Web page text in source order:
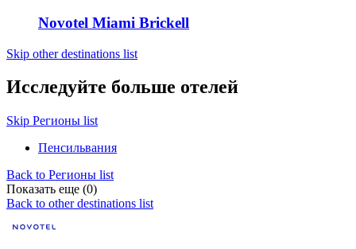
Novotel Miami Brickell
Skip other destinations list
Исследуйте больше отелей
Skip Регионы list
Пенсильвания
Back to Регионы list
Показать еще (0)
Back to other destinations list